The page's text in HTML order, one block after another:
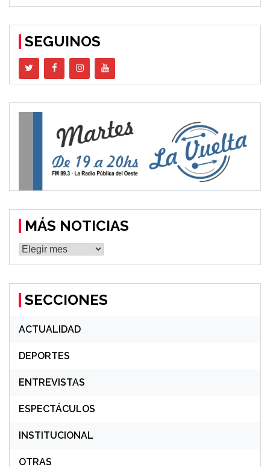
SEGUINOS
MÁS NOTICIAS
MÁS
NOTICIAS
SECCIONES
ACTUALIDAD
DEPORTES
ENTREVISTAS
ESPECTÁCULOS
INSTITUCIONAL
OTRAS